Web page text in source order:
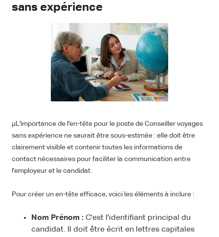
sans expérience
µL'importance de l'en-tête pour le poste de Conseiller voyages
sans expérience ne saurait être sous-estimée : elle doit être
clairement visible et contenir toutes les informations de
contact nécessaires pour faciliter la communication entre
l'employeur et le candidat.
Pour créer un en-tête efficace, voici les éléments à inclure :
Nom Prénom : C'est l'identifiant principal du
candidat. Il doit être écrit en lettres capitales